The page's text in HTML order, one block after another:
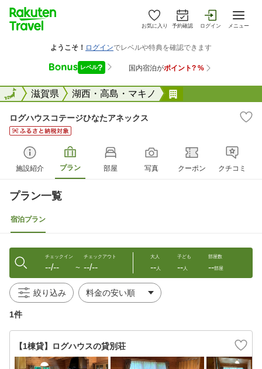
お気に入り 予約確認 ログイン メニュー
全国滋賀県 湖西・高島・マキノ
全国
ログハウスコテージひなたアネックス
施設紹介 プラン 部屋 写真 クーポン クチコミ
プラン一覧
宿泊プラン
チェックイン
--/-- 〜
チェックアウト
--/--
大人
--人
子ども
--人
部屋数
--部屋
絞り込み
1件
【1棟貸】ログハウスの貸別荘